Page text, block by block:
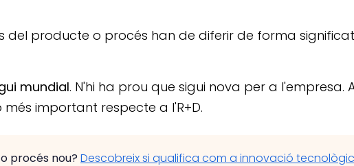
del producte o procés han de diferir de forma
mundial. N'hi ha prou que sigui nova per a l'empresa.
més important respecte a l'R+D.
procés nou? Descobreix si qualifica com a innovació